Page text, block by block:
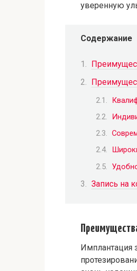
уверенную
Содержание
Запись на
Имплантация